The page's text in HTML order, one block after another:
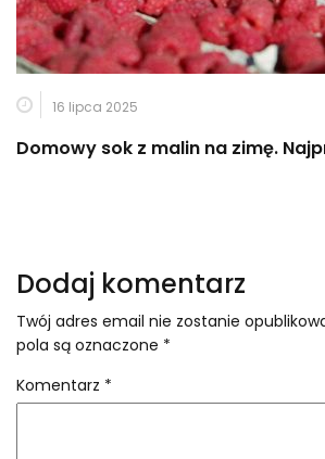
16 lipca 2025
Domowy sok z malin na zimę.
Dodaj komentarz
Twój adres email nie zostanie
pola są oznaczone *
Komentarz *